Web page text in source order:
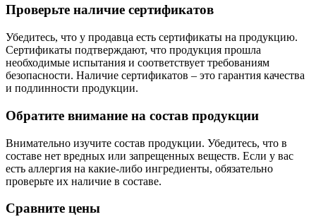
Проверьте наличие сертификатов
Убедитесь, что у продавца есть сертификаты на продукцию.
Сертификаты подтверждают, что продукция прошла
необходимые испытания и соответствует требованиям
безопасности. Наличие сертификатов – это гарантия качества
и подлинности продукции.
Обратите внимание на состав продукции
Внимательно изучите состав продукции. Убедитесь, что в
составе нет вредных или запрещенных веществ. Если у вас
есть аллергия на какие-либо ингредиенты, обязательно
проверьте их наличие в составе.
Сравните цены